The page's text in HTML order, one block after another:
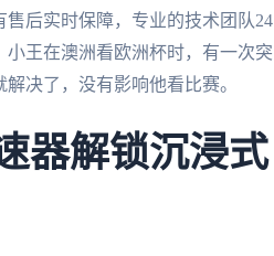
售后实时保障，专业的技术团队24
王在澳洲看欧洲杯时，有一次突
决了，没有影响他看比赛。
器解锁沉浸式